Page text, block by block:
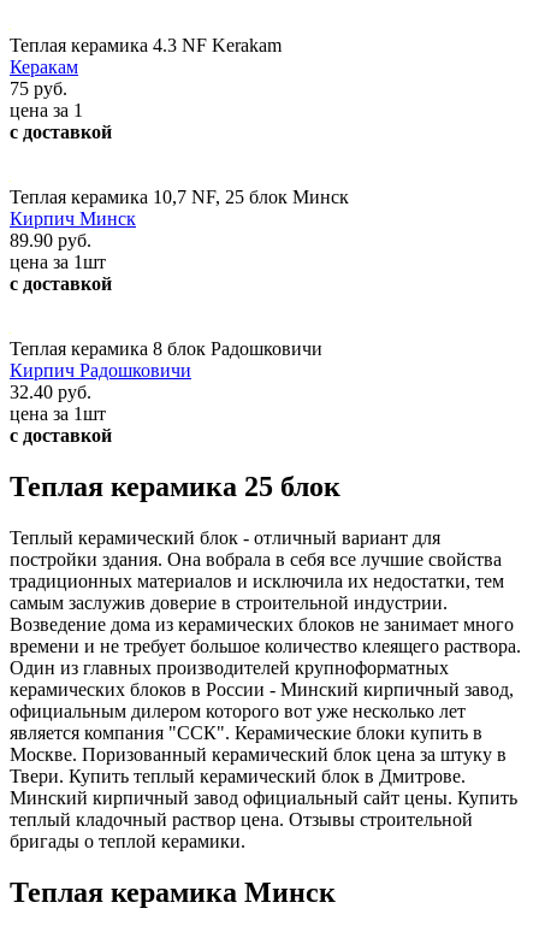
Теплая керамика 4.3 NF Kerakam
Керакам
75 руб.
цена за 1
с доставкой
Теплая керамика 10,7 NF, 25 блок Минск
Кирпич Минск
89.90 руб.
цена за 1шт
с доставкой
Теплая керамика 8 блок Радошковичи
Кирпич Радошковичи
32.40 руб.
цена за 1шт
с доставкой
Теплая керамика 25 блок
Теплый керамический блок - отличный вариант для
постройки здания. Она вобрала в себя все лучшие свойства
традиционных материалов и исключила их недостатки, тем
самым заслужив доверие в строительной индустрии.
Возведение дома из керамических блоков не занимает много
времени и не требует большое количество клеящего раствора.
Один из главных производителей крупноформатных
керамических блоков в России - Минский кирпичный завод,
официальным дилером которого вот уже несколько лет
является компания "ССК". Керамические блоки купить в
Москве. Поризованный керамический блок цена за штуку в
Твери. Купить теплый керамический блок в Дмитрове.
Минский кирпичный завод официальный сайт цены. Купить
теплый кладочный раствор цена. Отзывы строительной
бригады о теплой керамики.
Теплая керамика Минск